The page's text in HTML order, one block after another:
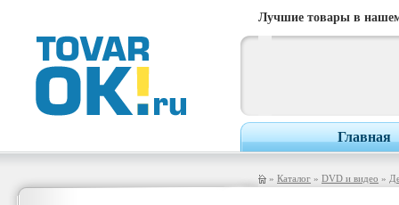
Лучшие товары в
Главная
» Каталог » DVD и видео »